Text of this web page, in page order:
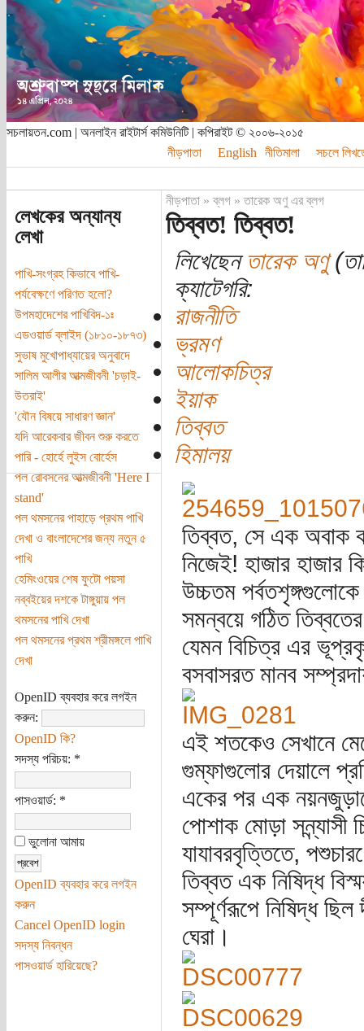
সচলায়তন.com | অনলাইন রাইটার্স কমিউনিটি | কপিরাইট © ২০০৬-২০১৫
নীড়পাতা
English নীতিমালা সচলে
লেখকের অন্যান্য
লেখা
পাখি-সংগ্রহ কিভাবে পাখি-
পর্যবেক্ষণে পরিণত হলো?
উপমহাদেশের পাখিবিদ-১ঃ
এডওয়ার্ড ব্লাইদ (১৮১০-১৮৭৩)
সুভাষ মুখোপাধ্যায়ের অনুবাদে
সালিম আলীর আত্মজীবনী 'চড়াই-
উতরাই'
'যৌন বিষয়ে সাধারণ জ্ঞান'
যদি আরেকবার জীবন শুরু করতে
পারি - হোর্হে লুইস বোর্হেস
পল রোবসনের আত্মজীবনী 'Here I
stand'
পল থমসনের পাহাড়ে প্রথম পাখি
দেখা ও বাংলাদেশের জন্য নতুন ৫
পাখি
হেমিংওয়ের শেষ ফুটো পয়সা
নব্বইয়ের দশকে টাঙ্গুয়ায় পল
থমসনের পাখি দেখা
পল থমসনের প্রথম শ্রীমঙ্গলে পাখি
দেখা
OpenID ব্যবহার করে লগইন
করুন:
OpenID কি?
সদস্য পরিচয়: *
পাসওয়ার্ড: *
ভুলোনা আমায়
OpenID ব্যবহার করে লগইন
করুন
Cancel OpenID login
সদস্য নিবন্ধন
পাসওয়ার্ড হারিয়েছে?
নীড়পাতা»ব্লগ»তারেক অণু এর ব্লগ
তিব্বত! তিব্বত!
লিখেছেনতারেক অণু
ক্যাটেগরি:
রাজনীতি
ভ্রমণ
আলোকচিত্র
ইয়াক
তিব্বত
হিমালয়
তিব্বত, সে এক অবাক
নিজেই! হাজার হাজার
উচ্চতম
সমন্বয়ে গঠিত
যেমন বিচিত্র এর
বসবাসরত মানব
এই শতকেও সেখানে
গুম্ফাগুলোর দেয়ালে
একের পর এক
পোশাক মোড়া সন্ন্যাসী
যাযাবরবৃত্তিতে,
তিব্বত এক নিষিদ্ধ
সম্পূর্ণরূপে নিষিদ্ধ
ঘেরা।